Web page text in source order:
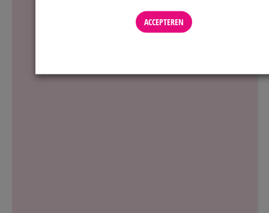
ACCEPTEREN